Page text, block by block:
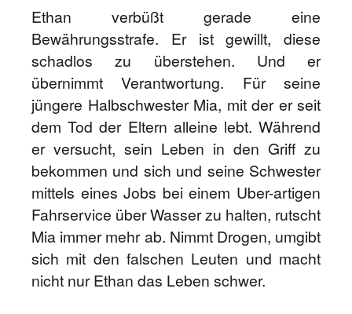
Ethan verbüßt gerade eine
Bewährungsstrafe. Er ist gewillt, diese
schadlos zu überstehen. Und er
übernimmt Verantwortung. Für seine
jüngere Halbschwester Mia, mit der er seit
dem Tod der Eltern alleine lebt. Während
er versucht, sein Leben in den Griff zu
bekommen und sich und seine Schwester
mittels eines Jobs bei einem Uber-artigen
Fahrservice über Wasser zu halten, rutscht
Mia immer mehr ab. Nimmt Drogen, umgibt
sich mit den falschen Leuten und macht
nicht nur Ethan das Leben schwer.